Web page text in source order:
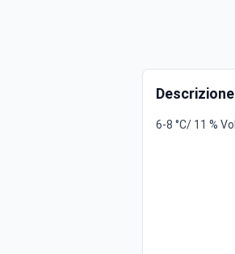
Descrizione
6-8 °C/ 11 % Vol.